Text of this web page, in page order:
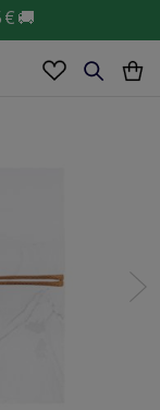
€ 🚚